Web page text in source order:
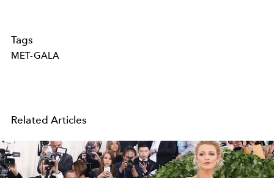
Tags
MET-GALA
Related Articles